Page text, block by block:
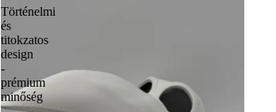
Történelmi
és
titokzatos
design
-
prémium
minőség